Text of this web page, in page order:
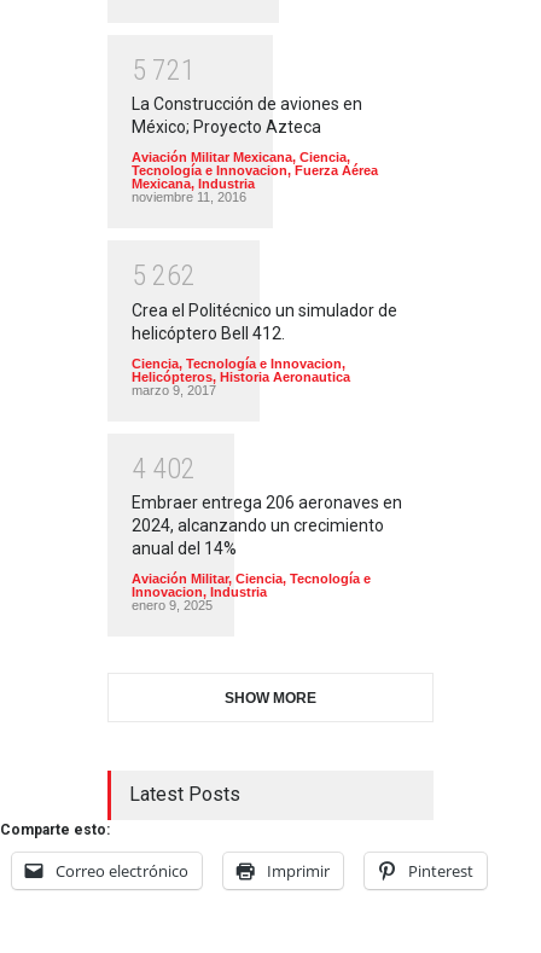
5 721
La Construcción de aviones en
México; Proyecto Azteca
Aviación Militar Mexicana, Ciencia,
Tecnología e Innovacion, Fuerza Aérea
Mexicana, Industria
noviembre 11, 2016
5 262
Crea el Politécnico un simulador de
helicóptero Bell 412.
Ciencia, Tecnología e Innovacion,
Helicópteros, Historia Aeronautica
marzo 9, 2017
4 402
Embraer entrega 206 aeronaves en
2024, alcanzando un crecimiento
anual del 14%
Aviación Militar, Ciencia, Tecnología e
Innovacion, Industria
enero 9, 2025
SHOW MORE
Latest Posts
Comparte esto:
Correo electrónico Imprimir Pinterest